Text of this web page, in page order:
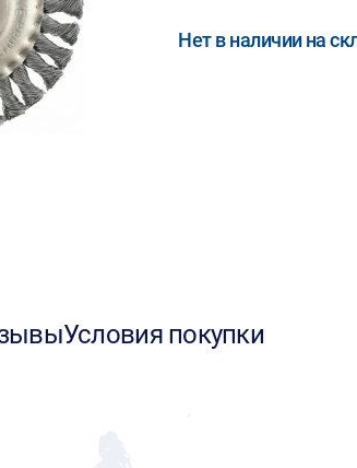
Нет в наличии на
Условия покупки